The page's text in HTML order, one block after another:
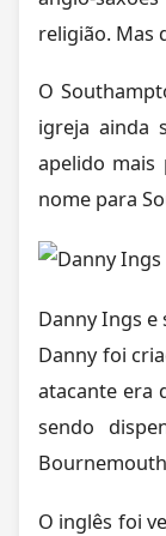
religião. Mas
O
igreja ainda
apelido mais
nome para
Danny Ings e
Danny foi
atacante era
sendo
O inglês foi